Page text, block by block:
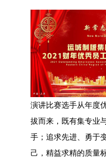
演讲比赛选手从年度
拔而来，既有集专业
手；追求先进、勇于
己，精益求精的质量